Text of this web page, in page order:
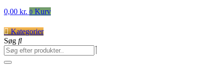
0,00 kr. 0 Kurv
Kategorier
Søg